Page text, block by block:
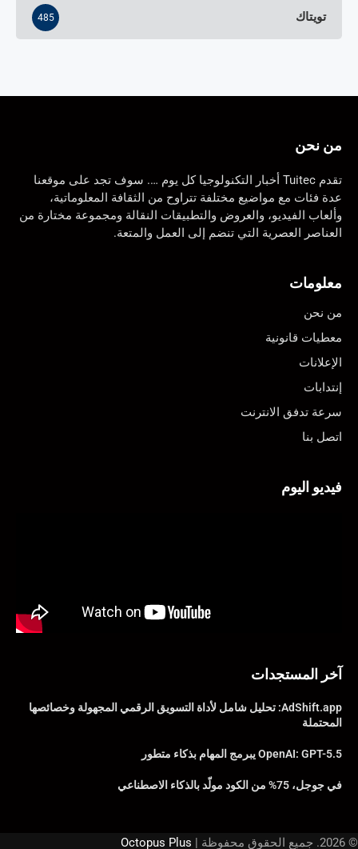
تويتاك 485
من نحن
تقدم Tuitec أخبار التكنولوجيا كل يوم …. سوف تجد على موقعنا
عدة فئات مع مواضيع مختلفة تتراوح من الثقافة المعلوماتية،
وألعاب الفيديو، والعروض والتطبيقات النقالة ومجموعة مختارة من
العناصر العصرية التي تنضم إلى العمل والمتعة.
معلومات
من نحن
معطيات قانونية
الإعلانات
إنتدابات
سرعة تدفق الانترنت
اتصل بنا
فيديو اليوم
آخر المستجدات
AdShift.app: تحليل شامل لأداة التسويق الرقمي المجهولة وخصائصها
المحتملة
OpenAI: GPT-5.5 يبرمج المهام بذكاء متطور
في جوجل، 75% من الكود مولّد بالذكاء الاصطناعي
© 2026. جميع الحقوق محفوظة | Octopus Plus